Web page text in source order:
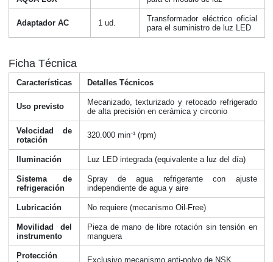
Adaptador AC 1 ud.
Transformador eléctrico oficial
para el suministro de luz LED
Ficha Técnica
Características Detalles Técnicos
Uso previsto
Mecanizado, texturizado y retocado refrigerado
de alta precisión en cerámica y circonio
Velocidad de
rotación
320.000 min⁻¹ (rpm)
Iluminación Luz LED integrada (equivalente a luz del día)
Sistema de
refrigeración
Spray de agua refrigerante con ajuste
independiente de agua y aire
Lubricación No requiere (mecanismo Oil-Free)
Movilidad del
instrumento
Pieza de mano de libre rotación sin tensión en
manguera
Protección
Exclusivo mecanismo anti-polvo de NSK